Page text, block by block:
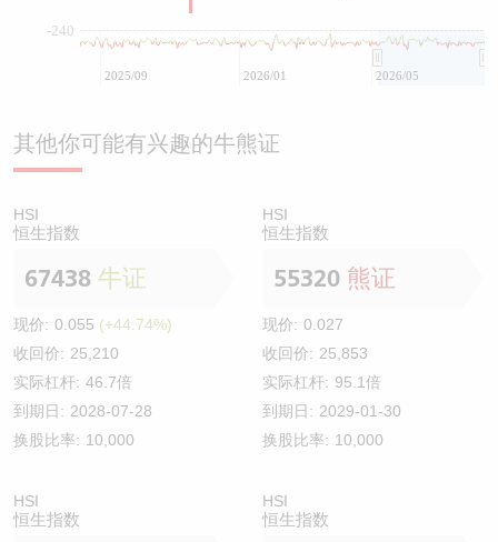
-240
2025/09 2026/01 2026/05
其他你可能有兴趣的牛熊证
HSI
恒生指数
67438 牛证
现价: 0.055 (+44.74%)
收回价: 25,210
实际杠杆: 46.7倍
到期日: 2028-07-28
换股比率: 10,000
HSI
恒生指数
55320 熊证
现价: 0.027
收回价: 25,853
实际杠杆: 95.1倍
到期日: 2029-01-30
换股比率: 10,000
HSI
恒生指数
HSI
恒生指数